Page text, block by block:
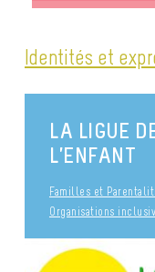
Identités et
LA LIGUE
L’ENFANT
Familles et
Organisations